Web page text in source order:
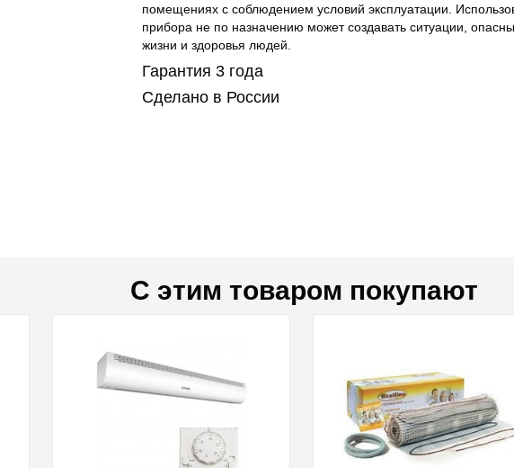
помещениях с соблюдением условий эксплуатации.
прибора не по назначению может создавать ситуации,
жизни и здоровья людей.
Гарантия 3 года
Сделано в России
С этим товаром покупают